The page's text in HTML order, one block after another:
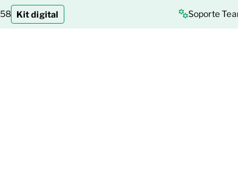
Kit digital Soporte